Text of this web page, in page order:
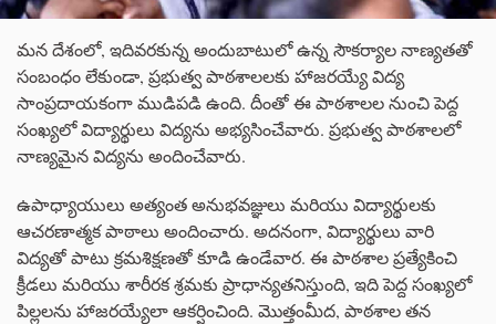
మన దేశంలో, ఇదివరకున్న అందుబాటులో ఉన్న సౌకర్యాల నాణ్యతతో
సంబంధం లేకుండా, ప్రభుత్వ పాఠశాలలకు హాజరయ్యే విద్య
సాంప్రదాయకంగా ముడిపడి ఉంది. దీంతో ఈ పాఠశాలల నుంచి పెద్ద
సంఖ్యలో విద్యార్థులు విద్యను అభ్యసించేవారు. ప్రభుత్వ పాఠశాలలో
నాణ్యమైన విద్యను అందించేవారు.
ఉపాధ్యాయులు అత్యంత అనుభవజ్ఞులు మరియు విద్యార్థులకు
ఆచరణాత్మక పాఠాలు అందించారు. అదనంగా, విద్యార్థులు వారి
విద్యతో పాటు క్రమశిక్షణతో కూడి ఉండేవార. ఈ పాఠశాల ప్రత్యేకించి
క్రీడలు మరియు శారీరక శ్రమకు ప్రాధాన్యతనిస్తుంది, ఇది పెద్ద సంఖ్యలో
పిల్లలను హాజరయ్యేలా ఆకర్షించింది. మొత్తంమీద, పాఠశాల తన